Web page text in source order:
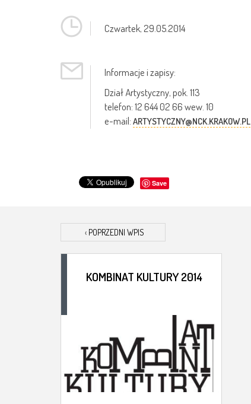
Czwartek,29.05.2014
Informacje i zapisy:
Dział Artystyczny, pok. 113
telefon: 12 644 02 66 wew. 10
e-mail: ARTYSTYCZNY@NCK.KRAKOW.PL
Save
‹ POPRZEDNI WPIS
KOMBINAT KULTURY 2014